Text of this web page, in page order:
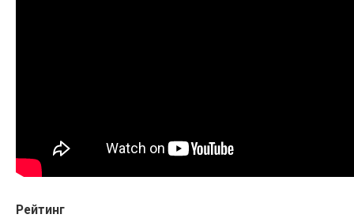
Рейтинг